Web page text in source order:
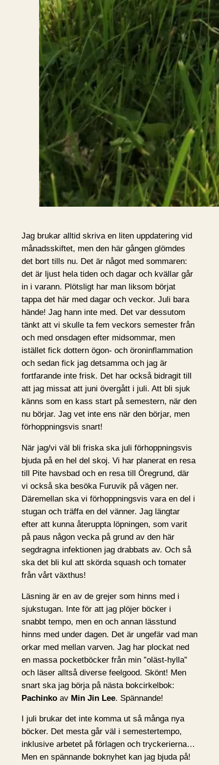
Jag brukar alltid skriva en liten uppdatering vid
månadsskiftet, men den här gången glömdes
det bort tills nu. Det är något med sommaren:
det är ljust hela tiden och dagar och kvällar går
in i varann. Plötsligt har man liksom börjat
tappa det här med dagar och veckor. Juli bara
hände! Jag hann inte med. Det var dessutom
tänkt att vi skulle ta fem veckors semester från
och med onsdagen efter midsommar, men
istället fick dottern ögon- och öroninflammation
och sedan fick jag detsamma och jag är
fortfarande inte frisk. Det har också bidragit till
att jag missat att juni övergått i juli. Att bli sjuk
känns som en kass start på semestern, när den
nu börjar. Jag vet inte ens när den börjar, men
förhoppningsvis snart!
När jag/vi väl bli friska ska juli förhoppningsvis
bjuda på en hel del skoj. Vi har planerat en resa
till Pite havsbad och en resa till Öregrund, där
vi också ska besöka Furuvik på vägen ner.
Däremellan ska vi förhoppningsvis vara en del i
stugan och träffa en del vänner. Jag längtar
efter att kunna återuppta löpningen, som varit
på paus någon vecka på grund av den här
segdragna infektionen jag drabbats av. Och så
ska det bli kul att skörda squash och tomater
från vårt växthus!
Läsning är en av de grejer som hinns med i
sjukstugan. Inte för att jag plöjer böcker i
snabbt tempo, men en och annan lässtund
hinns med under dagen. Det är ungefär vad man
orkar med mellan varven. Jag har plockat ned
en massa pocketböcker från min ”oläst-hylla”
och läser alltså diverse feelgood. Skönt! Men
snart ska jag börja på nästa bokcirkelbok:
Pachinkoav Min Jin Lee. Spännande!
I juli brukar det inte komma ut så många nya
böcker. Det mesta går väl i semestertempo,
inklusive arbetet på förlagen och tryckerierna…
Men en spännande boknyhet kan jag bjuda på!